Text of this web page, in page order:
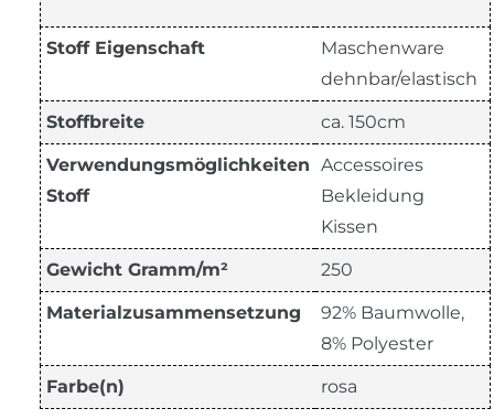
Stoff Eigenschaft
Maschenware
dehnbar/elastisch
Stoffbreite ca. 150cm
Verwendungsmöglichkeiten
Stoff
Accessoires
Bekleidung
Kissen
Gewicht Gramm/m² 250
Materialzusammensetzung
92% Baumwolle,
8% Polyester
Farbe(n) rosa